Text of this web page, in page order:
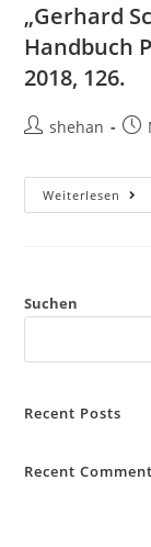
„Gerhard
Handbuch
2018, 126.
shehan
Weiterlesen
Suchen
Recent Posts
Recent